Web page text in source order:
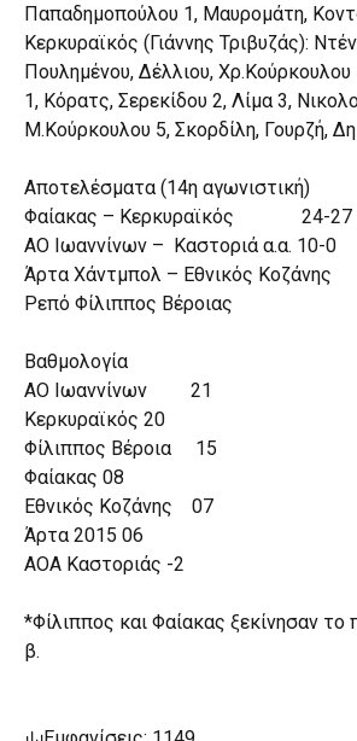
Παπαδημοπούλου 1, Μαυρομάτη,
Κερκυραϊκός (Γιάννης Τριβυζάς):
Πουλημένου, Δέλλιου,
1, Κόρατς, Σερεκίδου 2, Λίμα 3,
Μ.Κούρκουλου 5, Σκορδίλη, Γουρζή,
Αποτελέσματα (14η αγωνιστική)
Φαίακας – Κερκυραϊκός
24-27
ΑΟ Ιωαννίνων – Καστοριά α.α. 10-0
Άρτα Χάντμπολ – Εθνικός Κοζάνης
Ρεπό Φίλιππος Βέροιας
Βαθμολογία
ΑΟ Ιωαννίνων
21
Κερκυραϊκός 20
Φίλιππος Βέροια
15
Φαίακας 08
Εθνικός Κοζάνης
07
Άρτα 2015 06
ΑΟΑ Καστοριάς -2
*Φίλιππος και Φαίακας ξεκίνησαν
β.